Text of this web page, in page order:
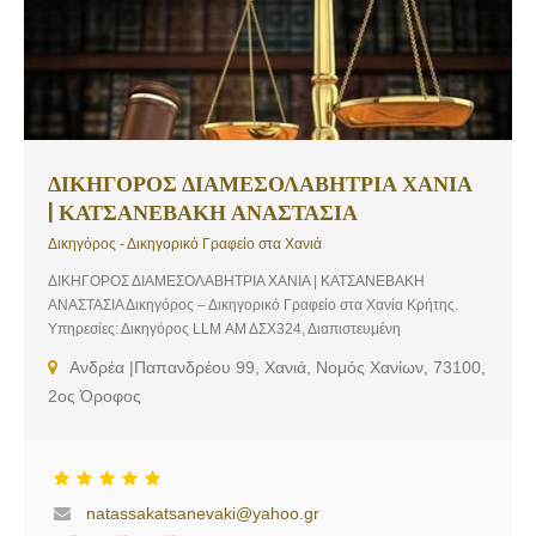
για οποιαδήποτε πληροφορία σχετικά με τις υπηρεσίες του
δικηγορικού μας γραφείου ή τον προγραμματισμό ραντεβού.
ΔΙΚΗΓΟΡΟΣ ΔΙΑΜΕΣΟΛΑΒΗΤΡΙΑ ΧΑΝΙΑ
| ΚΑΤΣΑΝΕΒΑΚΗ ΑΝΑΣΤΑΣΙΑ
Δικηγόρος - Δικηγορικό Γραφείο στα Χανιά
ΔΙΚΗΓΟΡΟΣ ΔΙΑΜΕΣΟΛΑΒΗΤΡΙΑ ΧΑΝΙΑ | ΚΑΤΣΑΝΕΒΑΚΗ
ΑΝΑΣΤΑΣΙΑ Δικηγόρος – Δικηγορικό Γραφείο στα Χανία Κρήτης.
Υπηρεσίες: Δικηγόρος LLM ΑΜ ΔΣΧ324, Διαπιστευμένη
Ανδρέα |Παπανδρέου 99, Χανιά, Νομός Χανίων, 73100,
2ος Όροφος
natassakatsanevaki@yahoo.gr